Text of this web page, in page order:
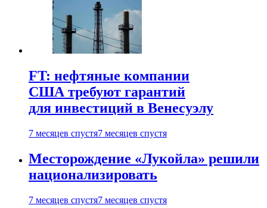
FT: нефтяные компании
США требуют гарантий
для инвестиций в Венесуэлу
7 месяцев спустя7 месяцев спустя
Месторождение «Лукойла» решили
национализировать
7 месяцев спустя7 месяцев спустя